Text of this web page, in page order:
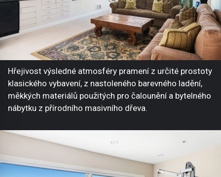
Hřejivost výsledné atmosféry pramení z určité prostoty
klasického vybavení, z nastoleného barevného ladění,
měkkých materiálů použitých pro čalounění a bytelného
nábytku z přírodního masivního dřeva.